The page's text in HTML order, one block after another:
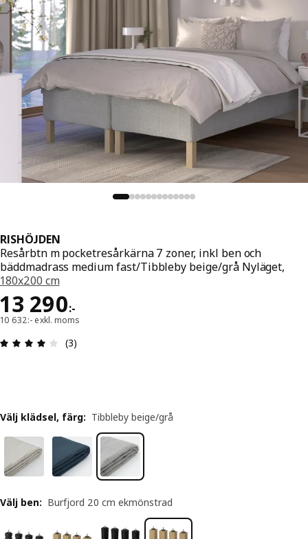
RISHÖJDEN
Resårbtn m pocketresårkärna 7 zoner, inkl ben och
bäddmadrass medium fast/Tibbleby beige/grå Nyläget,
180x200 cm
13 290:-
Pris 13290:-
10 632:- exkl. moms
Recension: 4 utav 5 stjärnor. Totalt antal
(3)
Välj klädsel, färg: Tibbleby beige/grå
Välj ben: Burfjord 20 cm ekmönstrad